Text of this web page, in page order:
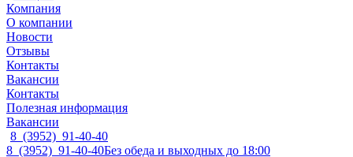
Компания
О компании
Новости
Отзывы
Контакты
Вакансии
Контакты
Полезная информация
Вакансии
8 (3952) 91-40-40
8 (3952) 91-40-40Без обеда и выходных до 18:00